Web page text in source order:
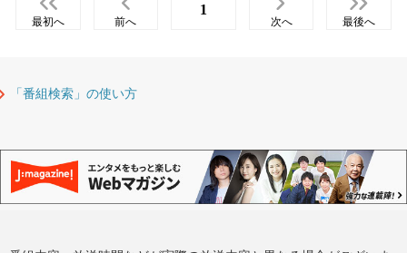
最初へ 前へ
1
次へ 最後へ
「番組検索」の使い方